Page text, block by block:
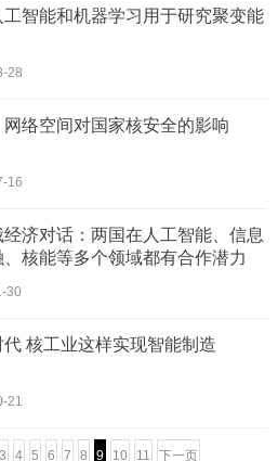
工智能和机器学习用于研究聚变能
28
网络空间对国家核安全的影响
16
济对话：两国在人工智能、信息
核能等多个领域都有合作潜力
30
代 核工业这样实现智能制造
21
3 4 5 6 7 8 9 10 11 下一页